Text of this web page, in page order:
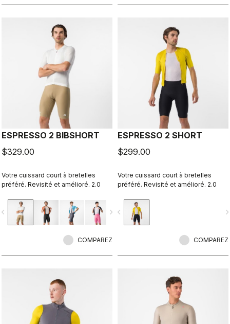
ESPRESSO 2 BIBSHORT
$329.00
Votre cuissard court à bretelles
préféré. Revisité et amélioré. 2.0
navigate_next
COMPAREZ
ESPRESSO 2 SHORT
$299.00
Votre cuissard court à bretelles
préféré. Revisité et amélioré. 2.0
navigate_before
COMPAREZ